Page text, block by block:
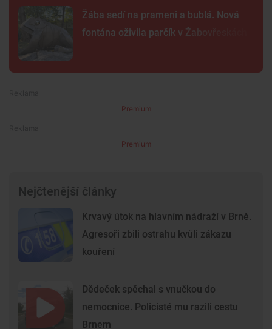
Žába sedí na prameni a bublá. Nová
fontána oživila parčík v Žabovřeskách
Premium
Premium
Nejčtenější články
Krvavý útok na hlavním nádraží v Brně.
Agresoři zbili ostrahu kvůli zákazu
kouření
Dědeček spěchal s vnučkou do
nemocnice. Policisté mu razili cestu
Brnem